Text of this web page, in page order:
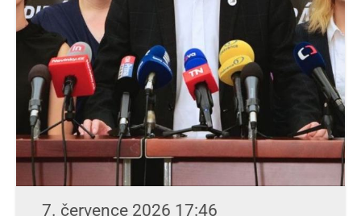
7. července 2026 17:46